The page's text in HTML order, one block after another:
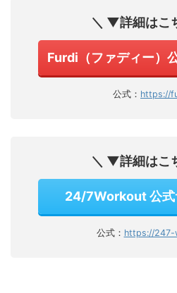
＼ ▼詳細はこ
Furdi（ファディー）
公式： https://
＼ ▼詳細はこ
24/7Workout 公式
公式： https://